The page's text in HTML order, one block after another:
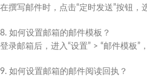
在撰写邮件时，点击“定时发送”按钮，
8. 如何设置邮箱的邮件模板？
登录邮箱后，进入“设置” > “邮件模板
9. 如何设置邮箱的邮件阅读回执？